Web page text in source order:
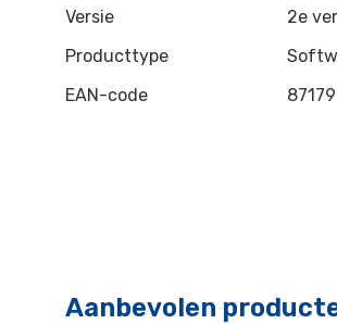
Versie
2e
Producttype
EAN-code
Aanbevolen